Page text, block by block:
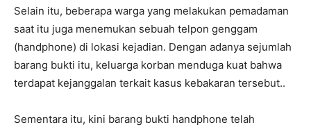
Selain itu, beberapa warga yang melakukan pemadaman
saat itu juga menemukan sebuah telpon genggam
(handphone) di lokasi kejadian. Dengan adanya sejumlah
barang bukti itu, keluarga korban menduga kuat bahwa
terdapat kejanggalan terkait kasus kebakaran tersebut..
Sementara itu, kini barang bukti handphone telah